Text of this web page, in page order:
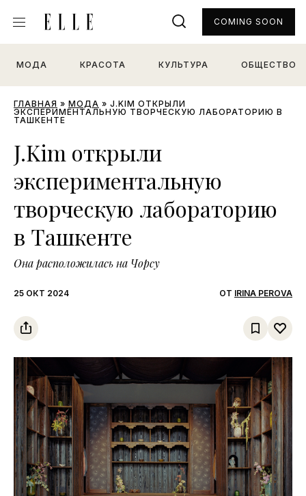
МОДА КРАСОТА КУЛЬТУРА ОБЩЕСТВО
COMING SOON
ГЛАВНАЯ » МОДА » J.KIM ОТКРЫЛИ
ЭКСПЕРИМЕНТАЛЬНУЮ ТВОРЧЕСКУЮ ЛАБОРАТОРИЮ В
ТАШКЕНТЕ
J.Kim открыли
экспериментальную
творческую лабораторию
в Ташкенте
Она расположилась на Чорсу
25 ОКТ 2024 ОТ IRINA PEROVA